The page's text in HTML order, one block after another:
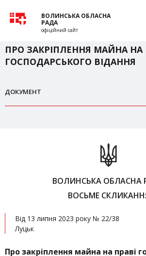
ВОЛИНСЬКА ОБЛАСНА
РАДА
офіційний сайт
ПРО ЗАКРІПЛЕННЯ МАЙНА НА
ГОСПОДАРСЬКОГО ВІДАННЯ
ДОКУМЕНТ
ВОЛИНСЬКА ОБЛАСНА
ВОСЬМЕ
Від 13 липня 2023 року № 22/38
Луцьк
Про закріплення майна на праві